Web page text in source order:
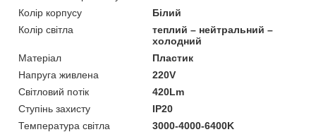
Колір корпусу
Білий
Колір світла
теплий – нейтральний –
холодний
Матеріал
Пластик
Напруга живлена
220V
Світловий потік
420Lm
Ступінь захисту
IP20
Температура світла
3000-4000-6400K